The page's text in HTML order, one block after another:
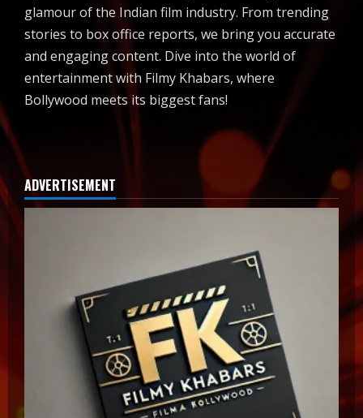
glamour of the Indian film industry. From trending
stories to box office reports, we bring you accurate
and engaging content. Dive into the world of
entertainment with Filmy Khabars, where
Bollywood meets its biggest fans!
ADVERTISEMENT